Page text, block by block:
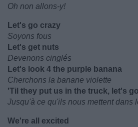
Oh non allons-y!
Let's go crazy
Soyons fous
Let's get nuts
Devenons cinglés
Let's look 4 the purple banana
Cherchons la banane violette
'Til they put us in the truck, let's
Jusqu'à ce qu'ils nous mettent dans
We're all excited